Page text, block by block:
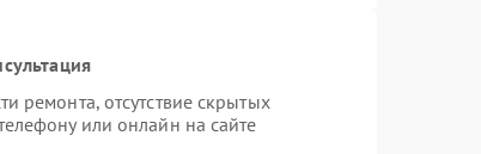
ремонта, отсутствие скрытых
или онлайн на сайте